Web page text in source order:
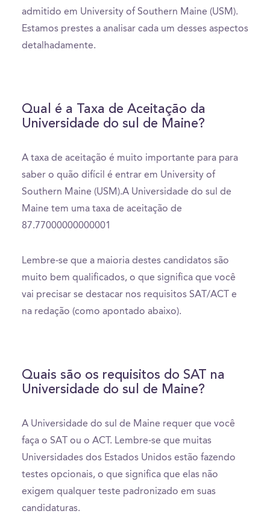
admitido em University of Southern Maine (USM).
Estamos prestes a analisar cada um desses aspectos
detalhadamente.
Qual é a Taxa de Aceitação da
Universidade do sul de Maine?
A taxa de aceitação é muito importante para para
saber o quão difícil é entrar em University of
Southern Maine (USM).A Universidade do sul de
Maine tem uma taxa de aceitação de
87.77000000000001
Lembre-se que a maioria destes candidatos são
muito bem qualificados, o que significa que você
vai precisar se destacar nos requisitos SAT/ACT e
na redação (como apontado abaixo).
Quais são os requisitos do SAT na
Universidade do sul de Maine?
A Universidade do sul de Maine requer que você
faça o SAT ou o ACT. Lembre-se que muitas
Universidades dos Estados Unidos estão fazendo
testes opcionais, o que significa que elas não
exigem qualquer teste padronizado em suas
candidaturas.